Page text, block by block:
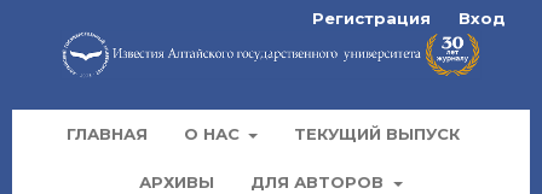
ГЛАВНАЯ О НАС ТЕКУЩИЙ ВЫПУСК
АРХИВЫ ДЛЯ АВТОРОВ
Регистрация Вход